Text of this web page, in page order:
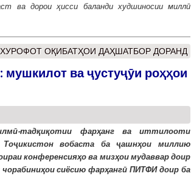
ва дорои ҳисси баланди худшиносии миллӣ
ОҚИБАТҲОИ ДАҲШАТБОР ДОРАНД
ва ҷустуҷӯи роҳҳои
тадқиқотии фарҳанг ва иттилооти
Тоҷикистон вобаста ба ҷашнҳои миллию
конференсияҳо ва мизҳои мудаввар доир
сиёсию фарҳангӣ ПИТФИ доир ба